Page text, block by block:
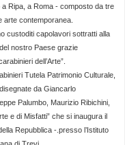
Ripa, a Roma - composto da tre
arte contemporanea.
custoditi capolavori sottratti alla
nostro Paese grazie
dell’Arte”.
Tutela Patrimonio Culturale,
da Giancarlo
Palumbo, Maurizio Ribichini,
e di Misfatti” che si inaugura il
Repubblica -.presso l’Istituto